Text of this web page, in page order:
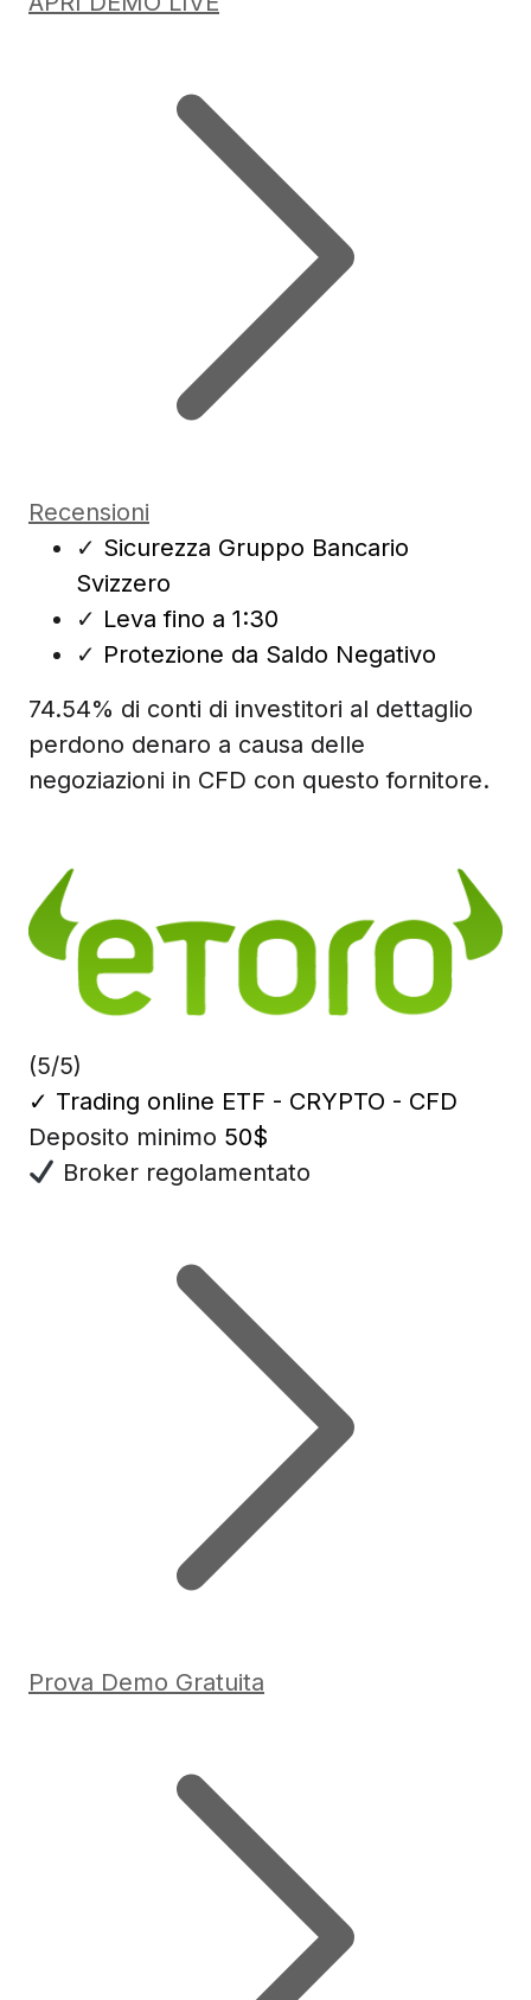
Recensioni
✓ Sicurezza Gruppo Bancario
Svizzero
✓ Leva fino a 1:30
✓ Protezione da Saldo Negativo
74.54% di conti di investitori al dettaglio
perdono denaro a causa delle
negoziazioni in CFD con questo fornitore.
(5/5)
✓ Trading online ETF - CRYPTO - CFD
Deposito minimo 50$
Broker regolamentato
Prova Demo Gratuita